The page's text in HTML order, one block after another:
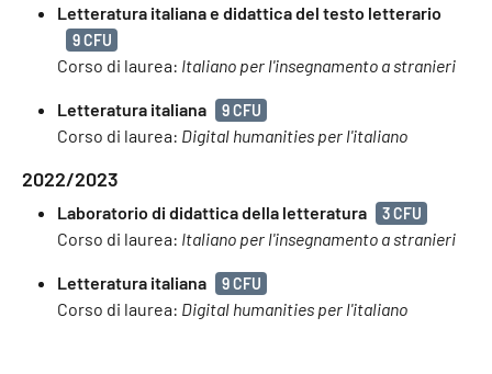
Letteratura italiana e didattica del testo letterario
9 CFU
Corso di laurea: Italiano per l'insegnamento a stranieri
Letteratura italiana 9 CFU
Corso di laurea: Digital humanities per l'italiano
2022/2023
Laboratorio di didattica della letteratura 3 CFU
Corso di laurea: Italiano per l'insegnamento a stranieri
Letteratura italiana 9 CFU
Corso di laurea: Digital humanities per l'italiano